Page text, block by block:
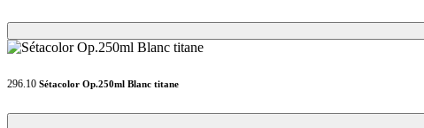
Loading...
Loading...
296.10 Sétacolor Op.250ml Blanc titane
Loading...
Loading...